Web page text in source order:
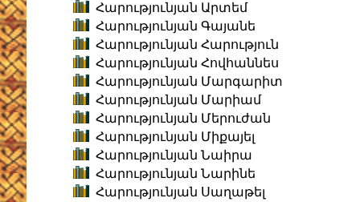
Հարությունյան Արտեմ
Հարությունյան Գայանե
Հարությունյան Հարություն
Հարությունյան Հովհաննես
Հարությունյան Մարգարիտ
Հարությունյան Մարիամ
Հարությունյան Մերուժան
Հարությունյան Միքայել
Հարությունյան Նաիրա
Հարությունյան Նարինե
Հարությունյան Սաղաթել